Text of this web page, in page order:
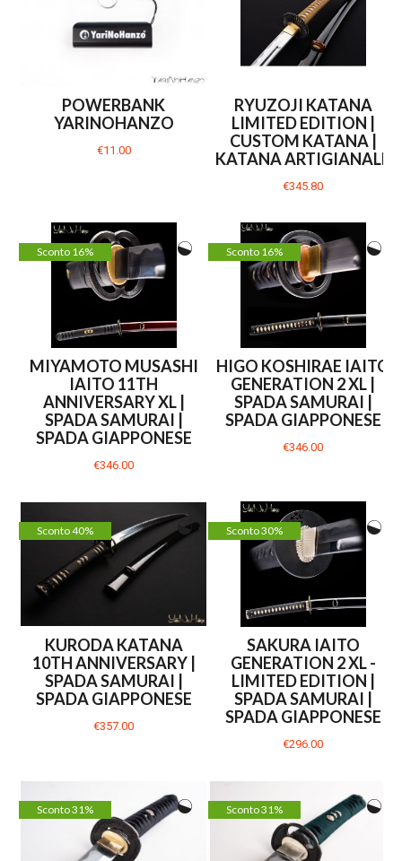
POWERBANK
YARINOHANZO
€11.00
RYUZOJI KATANA
LIMITED EDITION |
CUSTOM KATANA |
KATANA ARTIGIANALE
€345.80
Sconto 16%
MIYAMOTO MUSASHI
IAITO 11TH
ANNIVERSARY XL |
SPADA SAMURAI |
SPADA GIAPPONESE
€346.00
Sconto 16%
HIGO KOSHIRAE IAITO
GENERATION 2 XL |
SPADA SAMURAI |
SPADA GIAPPONESE
€346.00
Sconto 40%
KURODA KATANA
10TH ANNIVERSARY |
SPADA SAMURAI |
SPADA GIAPPONESE
€357.00
Sconto 30%
SAKURA IAITO
GENERATION 2 XL -
LIMITED EDITION |
SPADA SAMURAI |
SPADA GIAPPONESE
€296.00
Sconto 31% Sconto 31%